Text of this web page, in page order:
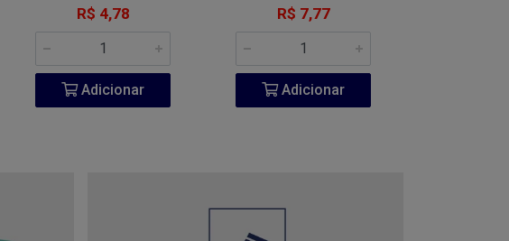
R$ 4,78
Adicionar
R$ 7,77
Adicionar